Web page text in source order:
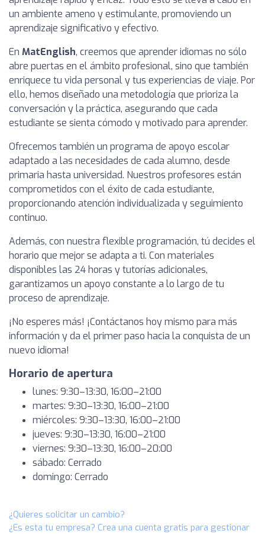
un ambiente ameno y estimulante, promoviendo un
aprendizaje significativo y efectivo.
En MatEnglish, creemos que aprender idiomas no sólo
abre puertas en el ámbito profesional, sino que también
enriquece tu vida personal y tus experiencias de viaje. Por
ello, hemos diseñado una metodología que prioriza la
conversación y la práctica, asegurando que cada
estudiante se sienta cómodo y motivado para aprender.
Ofrecemos también un programa de apoyo escolar
adaptado a las necesidades de cada alumno, desde
primaria hasta universidad. Nuestros profesores están
comprometidos con el éxito de cada estudiante,
proporcionando atención individualizada y seguimiento
continuo.
Además, con nuestra flexible programación, tú decides el
horario que mejor se adapta a ti. Con materiales
disponibles las 24 horas y tutorías adicionales,
garantizamos un apoyo constante a lo largo de tu
proceso de aprendizaje.
¡No esperes más! ¡Contáctanos hoy mismo para más
información y da el primer paso hacia la conquista de un
nuevo idioma!
Horario de apertura
lunes: 9:30–13:30, 16:00–21:00
martes: 9:30–13:30, 16:00–21:00
miércoles: 9:30–13:30, 16:00–21:00
jueves: 9:30–13:30, 16:00–21:00
viernes: 9:30–13:30, 16:00–20:00
sábado: Cerrado
domingo: Cerrado
¿Quieres solicitar un cambio?
¿Es esta tu empresa? Crea una cuenta gratis para gestionar